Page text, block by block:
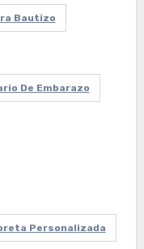
Bautizo
De Embarazo
Personalizada